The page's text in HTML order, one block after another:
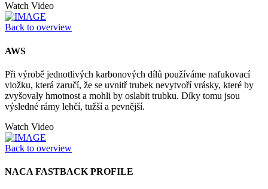
Watch Video
Back to overview
AWS
Při výrobě jednotlivých karbonových dílů používáme nafukovací
vložku, která zaručí, že se uvnitř trubek nevytvoří vrásky, které by
zvyšovaly hmotnost a mohli by oslabit trubku. Díky tomu jsou
výsledné rámy lehčí, tužší a pevnější.
Watch Video
Back to overview
NACA FASTBACK PROFILE